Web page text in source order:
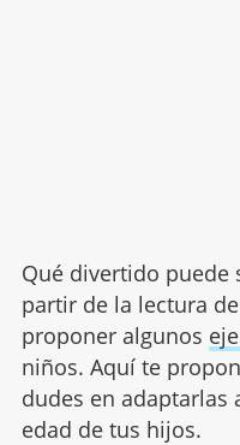
Qué divertido puede
partir de la lectura
proponer algunos
niños. Aquí te
dudes en adaptarlas
edad de tus hijos.